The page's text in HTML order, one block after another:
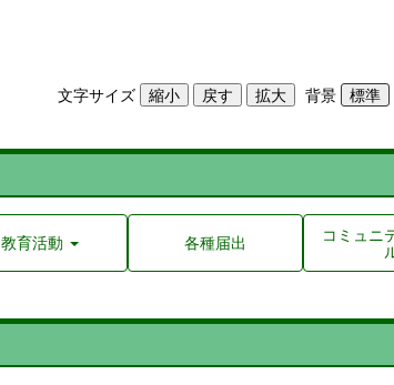
文字サイズ 背景
教育活動 各種届出 コミュニ